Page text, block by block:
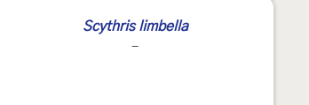
Scythris limbella
-